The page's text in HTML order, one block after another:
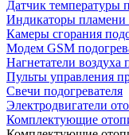
Датчик температуры
Индикаторы пламени
Камеры сгорания
Модем GSM
Нагнетатели воздуха
Пульты управления
Свечи подогревателя
Электродвигатели
Комплектующие